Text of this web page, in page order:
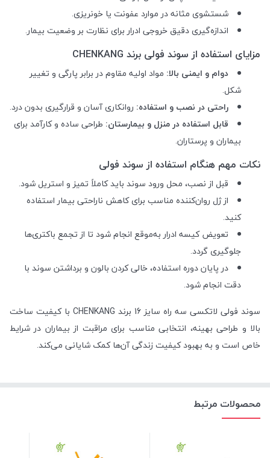
شستشوی مثانه در موارد عفونت یا خونریزی.
اندازه‌گیری دقیق خروجی ادرار برای نظارت بر وضعیت بیمار.
مزایای استفاده از سوند فولی برند CHENKANG
دوام و ایمنی بالا: مواد اولیه مقاوم در برابر پارگی و تغییر
شکل.
راحتی در نصب و استفاده: روانکاری آسان و قرارگیری بدون درد.
قابل استفاده در منزل و بیمارستان: طراحی ساده و کارآمد برای
بیماران و پرستاران.
نکات مهم هنگام استفاده از سوند فولی
قبل از نصب، محل ورود سوند باید کاملاً تمیز و استریل شود.
از ژل روان‌کننده مناسب برای کاهش ناراحتی بیمار استفاده
کنید.
تعویض کیسه ادرار به‌موقع انجام شود تا از تجمع باکتری‌ها
جلوگیری گردد.
در پایان دوره استفاده، خالی کردن بالون و برداشتن سوند با
دقت انجام شود.
سوند فولی لاتکسی سه راه سایز 16 برند CHENKANG با کیفیت ساخت
بالا و طراحی بهینه، انتخابی مناسب برای مراقبت از بیماران در شرایط
خاص است و به بهبود کیفیت زندگی آن‌ها کمک شایانی می‌کند.
محصولات مرتبط